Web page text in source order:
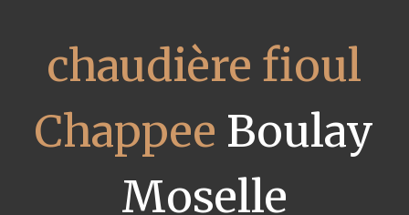
chaudière fioul
Chappee Boulay
Moselle